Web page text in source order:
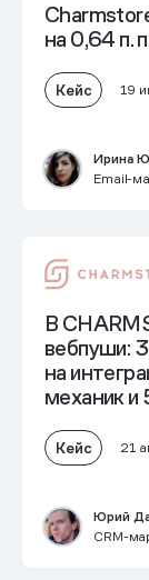
на 0,64 п.
Кейс 19
Ирина
Email-
В
вебпуши:
на
механик и
Кейс 21
Юрий
CRM-